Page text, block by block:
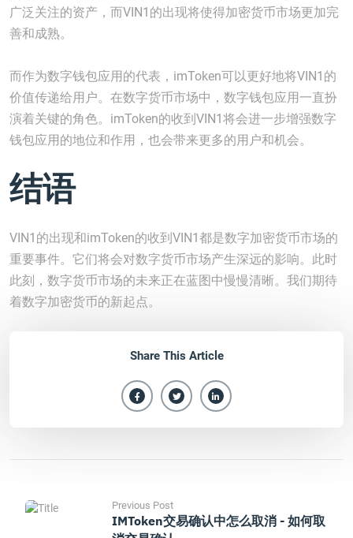
广泛关注的资产，而VIN1的出现将使得加密货币市场更加完
善和成熟。
而作为数字钱包应用的代表，imToken可以更好地将VIN1的
价值传递给用户。在数字货币市场中，数字钱包应用一直扮
演着关键的角色。imToken的收到VIN1将会进一步增强数字
钱包应用的地位和作用，也会带来更多的用户和机会。
结语
VIN1的出现和imToken的收到VIN1都是数字加密货币市场的
重要事件。它们将会对数字货币市场产生深远的影响。此时
此刻，数字货币市场的未来正在蓝图中慢慢清晰。我们期待
着数字加密货币的新起点。
Share This Article
Previous Post
IMToken交易确认中怎么取消 - 如何取